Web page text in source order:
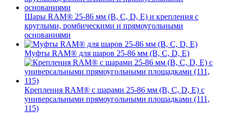
Шары RAM® 25-86 мм (B, C, D, E) и крепления с
круглыми, ромбическими и прямоугольными
основаниями
Муфты RAM® для шаров 25-86 мм (B, C, D, E)
Крепления RAM® с шарами 25-86 мм (B, C, D, E) с
универсальными прямоугольными площадками (111,
115)